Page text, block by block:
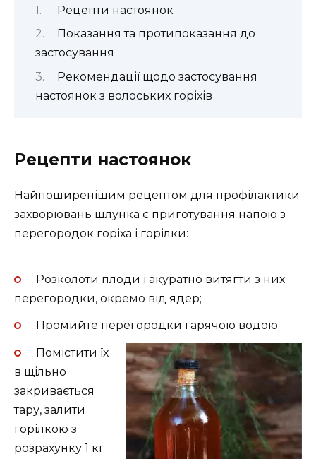
Рецепти настоянок
Показання та протипоказання до
застосування
Рекомендації щодо застосування
настоянок з волоських горіхів
Рецепти настоянок
Найпоширенішим рецептом для профілактики
захворювань шлунка є приготування напою з
перегородок горіха і горілки:
Розколоти плоди і акуратно витягти з них
перегородки, окремо від ядер;
Промийте перегородки гарячою водою;
Помістити їх
в щільно
закривається
тару, залити
горілкою з
розрахунку 1 кг